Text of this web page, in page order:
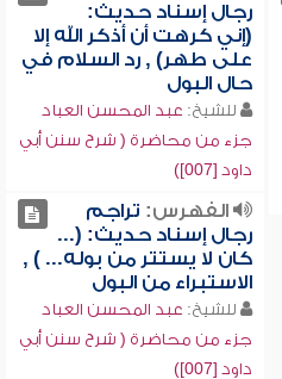
رجال إسناد حديث:
(إني كرهت أن أذكر الله إلا
على طهر) , رد السلام في
حال البول
للشيخ: عبد المحسن العباد
جزء من محاضرة ( شرح سنن أبي
داود [007])
الفهرس: تراجم
رجال إسناد حديث: (...
كان لا يستتر من بوله... ) ,
الاستبراء من البول
للشيخ: عبد المحسن العباد
جزء من محاضرة ( شرح سنن أبي
داود [007])